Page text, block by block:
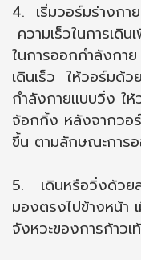
4. เริ่มวอร์มร่างกา
ความเร็วในการเดิ
ในการออกกำลังกา
เดินเร็ว ให้วอร์มด้
กำลังกายแบบวิ่ง ให้
จ้อกกิ้ง หลังจากวอร์
ขึ้น ตามลักษณะการ
5. เดินหรือวิ่งด้วย
มองตรงไปข้างหน้า
จังหวะของการก้าวเ